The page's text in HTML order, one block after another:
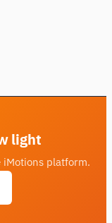
light
iMotions platform.